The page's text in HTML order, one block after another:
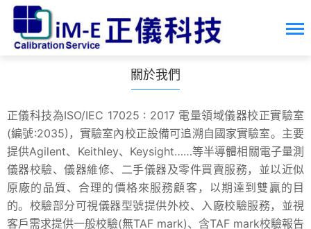
關於我們
正儀科技為ISO/IEC 17025 : 2017 電量領域儀器校正實驗室
(編號:2035)，實驗室內校正設備可追溯自國家實驗室。主要
提供Agilent、Keithley、Keysight……等半導體相關電子量測
儀器校驗、儀器維修、二手儀器及零件買賣服務，並以近似
原廠的品質、合理的價格來服務顧客，以期達到雙贏的目
的。校驗部分可視儀器型號提供外校、入廠校驗服務，並視
客戶需求提供一般校驗(無TAF mark)、含TAF mark校驗報告